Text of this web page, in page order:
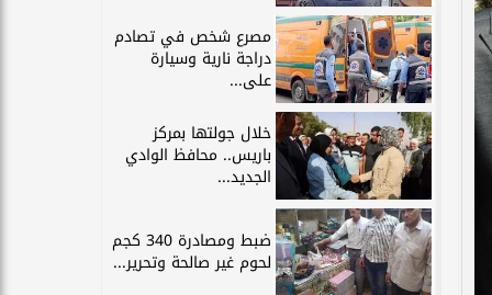
مصرع شخص في تصادم
دراجة نارية وسيارة
على...
خلال جولتها بمركز
باريس.. محافظ الوادي
الجديد...
ضبط ومصادرة 340 كجم
لحوم غير صالحة وتحرير...